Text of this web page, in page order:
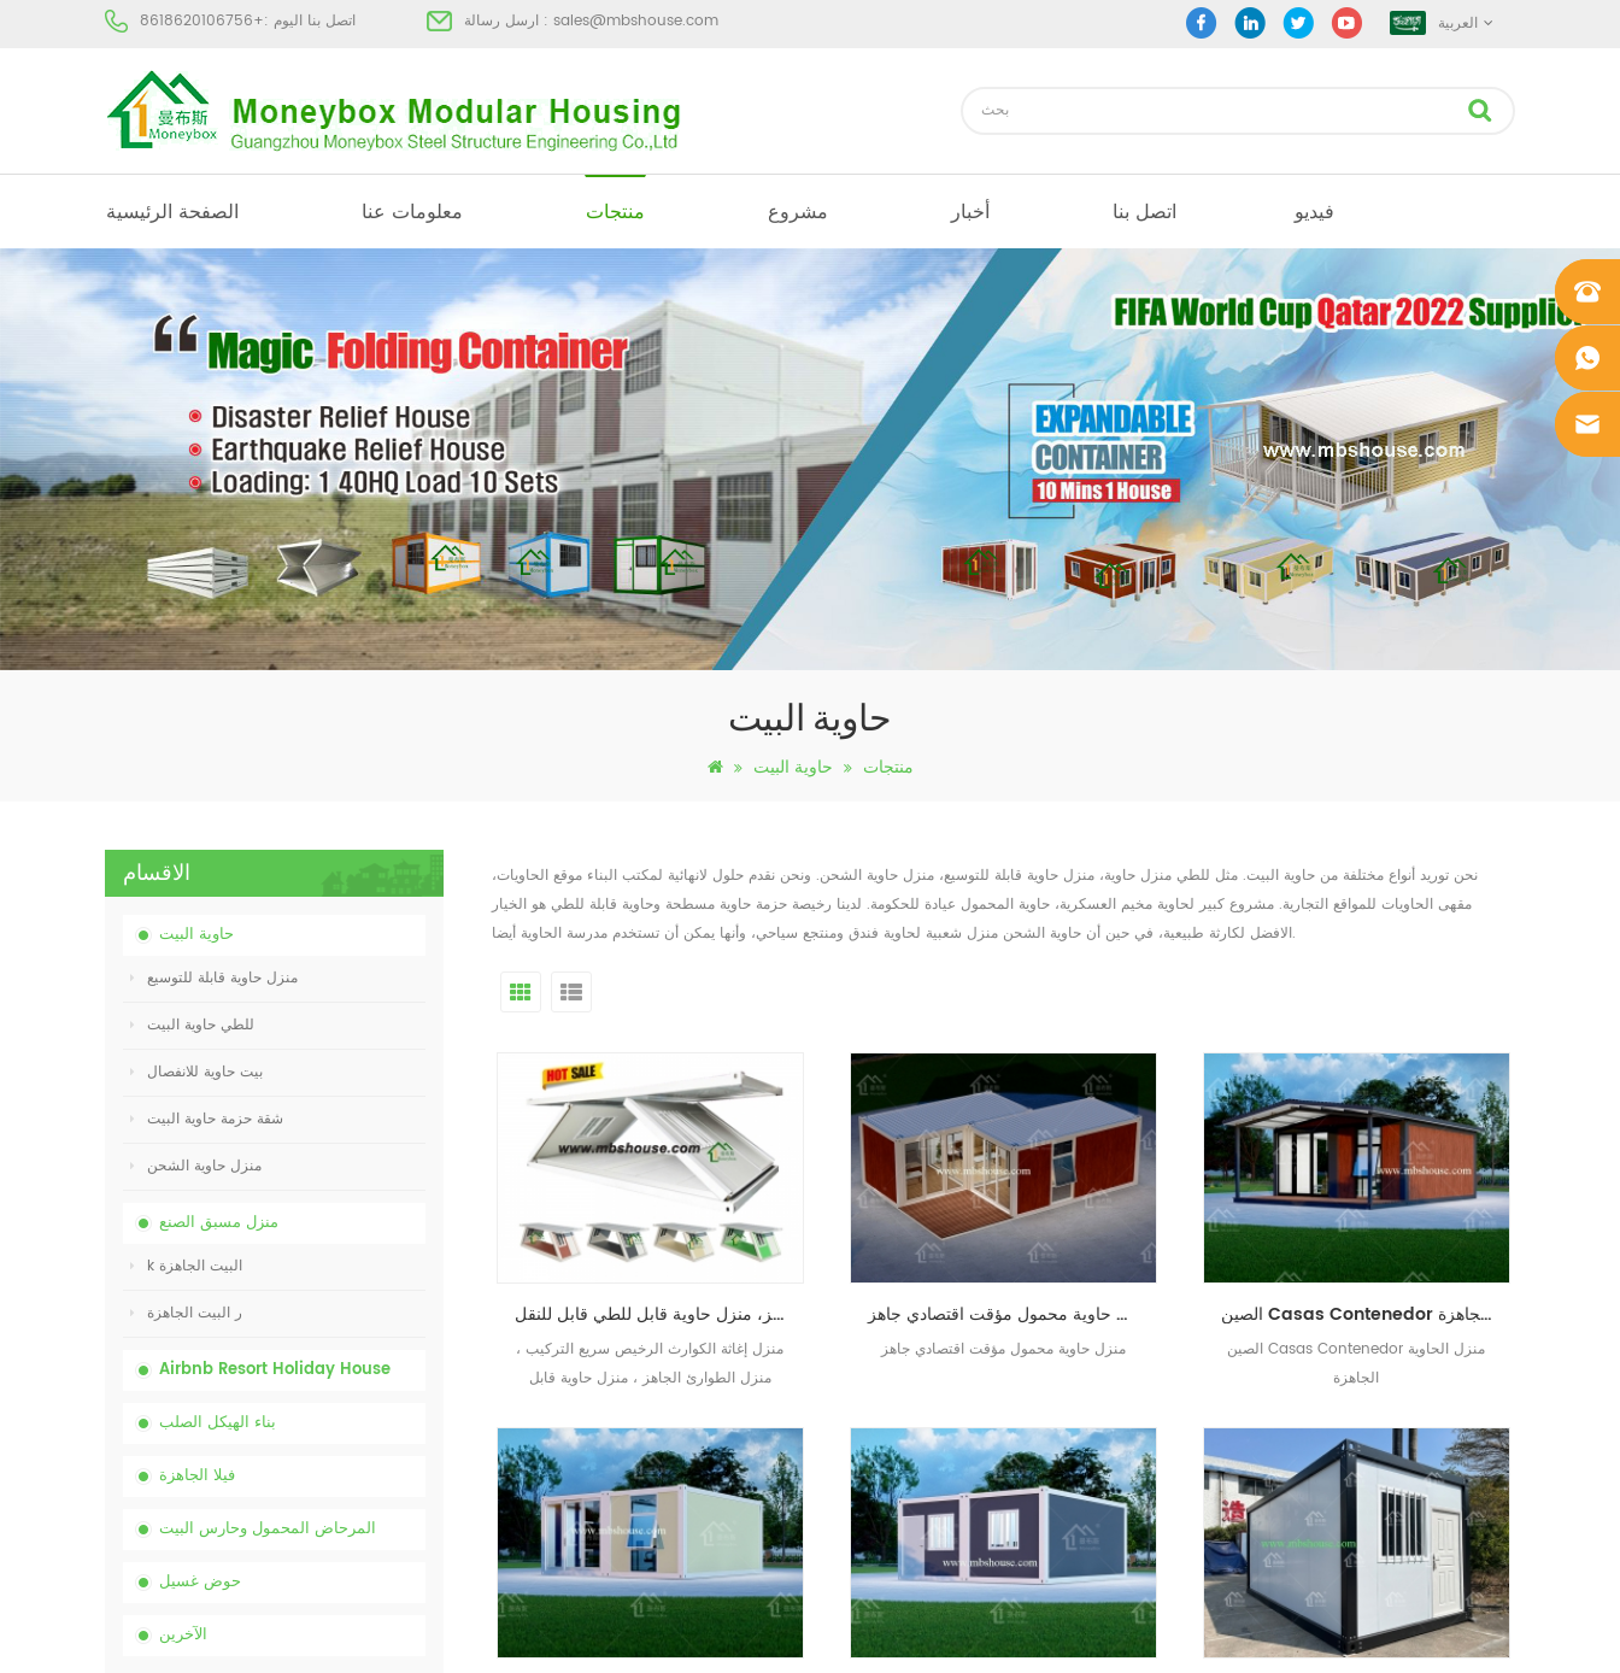
اتصل بنا اليوم :+8618620106756 ارسل رسالة : sales@mbshouse.com العربية
الصفحة الرئيسية معلومات عنا منتجات مشروع أخبار اتصل بنا فيديو
حاوية البيت
منتجات حاوية البيت
الاقسام
حاوية البيت
منزل حاوية قابلة للتوسيع
للطي حاوية البيت
بيت حاوية للانفصال
شقة حزمة حاوية البيت
منزل حاوية الشحن
منزل مسبق الصنع
k البيت الجاهزة
ر البيت الجاهزة
Airbnb Resort Holiday House
بناء الهيكل الصلب
فيلا الجاهزة
المرحاض المحمول وحارس البيت
حوض غسيل
الآخرين
نحن توريد أنواع مختلفة من حاوية البيت. مثل للطي منزل حاوية، منزل حاوية قابلة للتوسيع، منزل حاوية الشحن. ونحن نقدم حلول لانهائية لمكتب البناء موقع الحاويات،
مقهى الحاويات للمواقع التجارية. مشروع كبير لحاوية مخيم العسكرية، حاوية المحمول عيادة للحكومة. لدينا رخيصة حزمة حاوية مسطحة وحاوية قابلة للطي هو الخيار
الافضل لكارثة طبيعية، في حين أن حاوية الشحن منزل شعبية لحاوية فندق ومنتجع سياحي، وأنها يمكن أن تستخدم مدرسة الحاوية أيضا.
منزل إغاثة الكوارث الرخيص سريع التركيب، منزل الطوارئ الجاهز، منزل حاوية قابل للطي قابل للنقل
منزل إغاثة الكوارث الرخيص سريع التركيب ،
منزل الطوارئ الجاهز ، منزل حاوية قابل
منزل حاوية محمول مؤقت اقتصادي جاهز
منزل حاوية محمول مؤقت اقتصادي جاهز
الصين Casas Contenedor منزل الحاوية الجاهزة
الصين Casas Contenedor منزل الحاوية
الجاهزة
+861862
0106756
+861862
mbshou